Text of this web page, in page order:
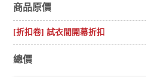
商品原價
[折扣卷] 試衣間開幕折扣
總價